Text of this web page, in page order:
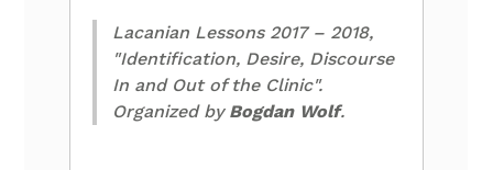
Lacanian Lessons 2017 – 2018,
"Identification, Desire, Discourse
In and Out of the Clinic".
Organized by Bogdan Wolf.